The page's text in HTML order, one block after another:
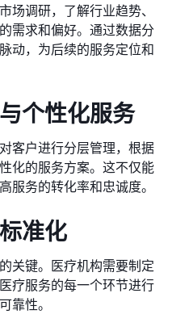
场调研，了解行业趋势、
需求和偏好。通过数据分
动，为后续的服务定位和
个性化服务
客户进行分层管理，根据
化的服务方案。这不仅能
服务的转化率和忠诚度。
准化
关键。医疗机构需要制定
疗服务的每一个环节进行
靠性。